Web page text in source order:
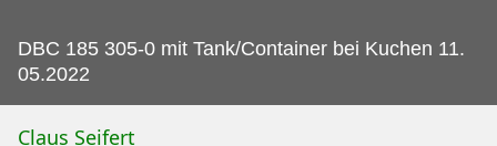
DBC 185 305-0 mit Tank/Container bei Kuchen 11.
05.2022
Claus Seifert